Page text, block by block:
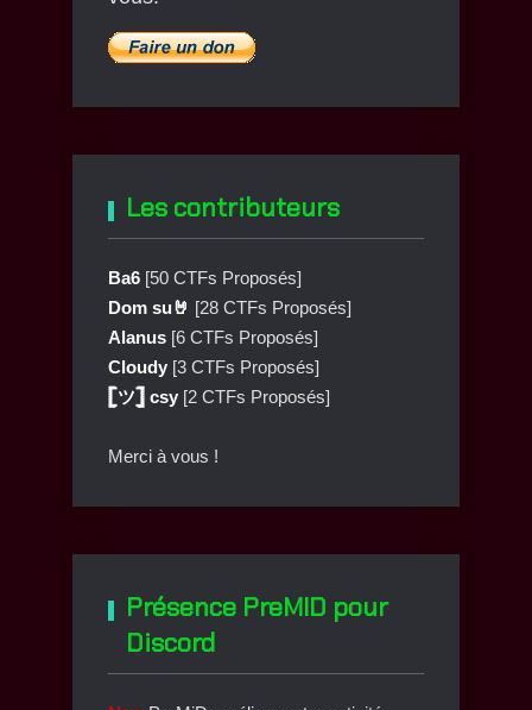
Les contributeurs
Ba6[50 CTFs Proposés]
Dom su🤘 [28 CTFs Proposés]
Alanus[6 CTFs Proposés]
Cloudy[3 CTFs Proposés]
𓊈ツ𓊉 csy[2 CTFs Proposés]
Merci à vous !
Présence PreMID pour
Discord